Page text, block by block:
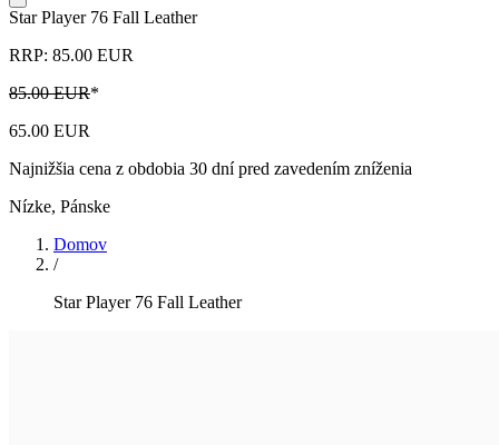
Star Player 76 Fall Leather
RRP: 85.00 EUR
85.00 EUR*
65.00 EUR
Najnižšia cena z obdobia 30 dní pred zavedením zníženia
Nízke, Pánske
Domov
/
Star Player 76 Fall Leather